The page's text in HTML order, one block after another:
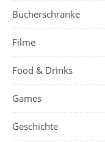
Bücherschränke
Filme
Food & Drinks
Games
Geschichte